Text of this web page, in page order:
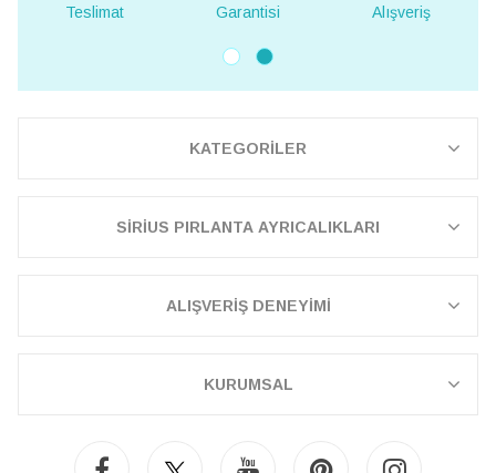
Teslimat
Garantisi
Alışveriş
KATEGORİLER
SİRİUS PIRLANTA AYRICALIKLARI
ALIŞVERİŞ DENEYİMİ
KURUMSAL